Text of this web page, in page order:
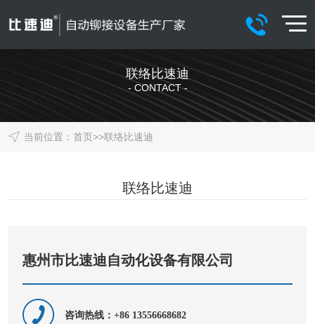
联络比速迪
- CONTACT -
当前位置： 首页>>联络比速迪
联络比速迪
惠州市比速迪自动化设备有限公司
咨询热线：+86 13556668682